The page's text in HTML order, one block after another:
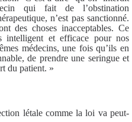
qui fait de l’obstination
n’est pas sanctionné.
des choses inacceptables. Ce
intelligent et efficace pour nos
médecins, une fois qu’ils en
de prendre une seringue et
du patient. »
létale comme la loi va peut-